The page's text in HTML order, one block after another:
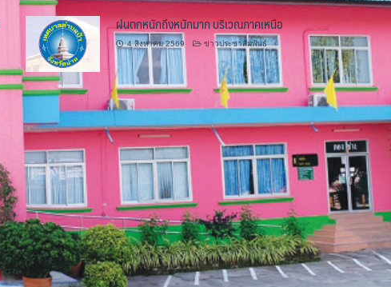
ฝนตกหนักถึงหนักมาก บริเวณภาคเหนือ
4 สิงหาคม 2569 ข่าวประชาสัมพันธ์